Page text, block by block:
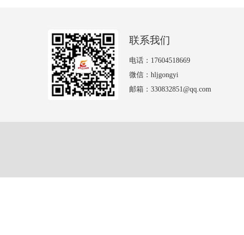
联系我们
电话：17604518669
微信：hljgongyi
邮箱：330832851@qq.com